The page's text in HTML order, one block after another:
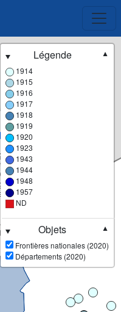
- Nord
Quesnoy
59 - Nord
(1re LG)
Légende
▼
1914
1915
1916
1917
1918
1919
1920
1923
1943
1944
1948
1957
ND
Objets
▼
Frontières nationales (2020)
Départements (2020)